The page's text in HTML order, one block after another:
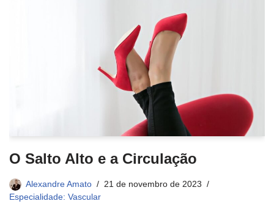
O Salto Alto e a Circulação
Alexandre Amato
21 de novembro de 2023
Especialidade: Vascular